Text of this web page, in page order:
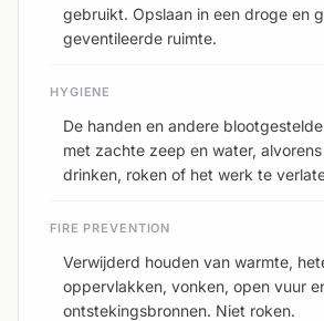
gebruikt. Opslaan in een droge en
geventileerde ruimte.
HYGIENE
De handen en andere
met zachte zeep en water,
drinken, roken of het werk te
FIRE PREVENTION
Verwijderd houden van warmte,
oppervlakken, vonken, open vuur
ontstekingsbronnen. Niet roken.